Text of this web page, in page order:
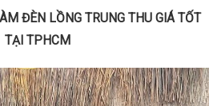
ĐÈN LỒNG TRUNG THU GIÁ TỐT
TẠI TPHCM